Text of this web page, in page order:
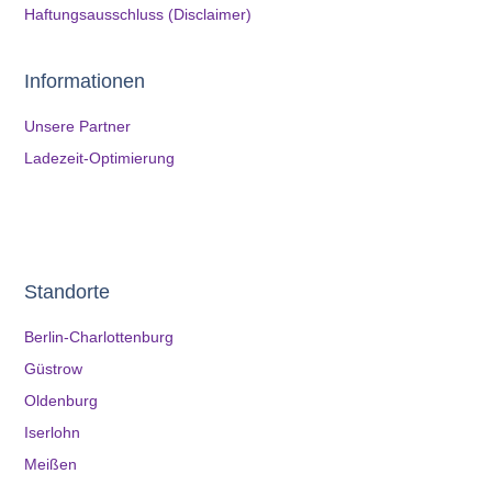
Standorte
Berlin-Charlottenburg
Güstrow
Oldenburg
Iserlohn
Meißen
Haftungsausschluss (Disclaimer)
Informationen
Unsere Partner
Ladezeit-Optimierung